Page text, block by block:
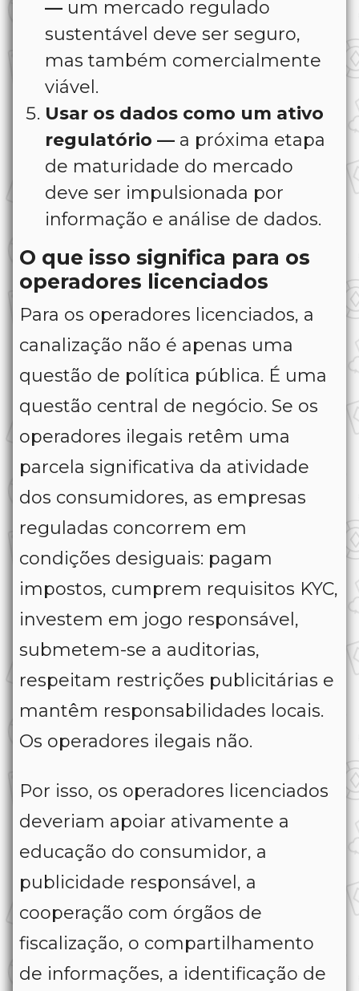
— um mercado regulado
sustentável deve ser seguro,
mas também comercialmente
viável.
Usar os dados como um ativo
regulatório — a próxima etapa
de maturidade do mercado
deve ser impulsionada por
informação e análise de dados.
O que isso significa para os
operadores licenciados
Para os operadores licenciados, a
canalização não é apenas uma
questão de política pública. É uma
questão central de negócio. Se os
operadores ilegais retêm uma
parcela significativa da atividade
dos consumidores, as empresas
reguladas concorrem em
condições desiguais: pagam
impostos, cumprem requisitos KYC,
investem em jogo responsável,
submetem-se a auditorias,
respeitam restrições publicitárias e
mantêm responsabilidades locais.
Os operadores ilegais não.
Por isso, os operadores licenciados
deveriam apoiar ativamente a
educação do consumidor, a
publicidade responsável, a
cooperação com órgãos de
fiscalização, o compartilhamento
de informações, a identificação de